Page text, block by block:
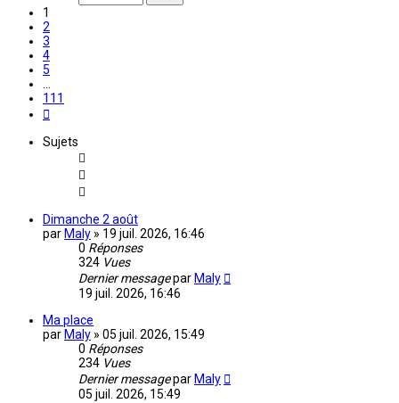
1
2
3
4
5
111
Sujets
Dimanche 2 août
par Maly » 19 juil. 2026, 16:46
0 Réponses
324 Vues
Dernier messagepar Maly
19 juil. 2026, 16:46
Ma place
par Maly » 05 juil. 2026, 15:49
0 Réponses
234 Vues
Dernier messagepar Maly
05 juil. 2026, 15:49